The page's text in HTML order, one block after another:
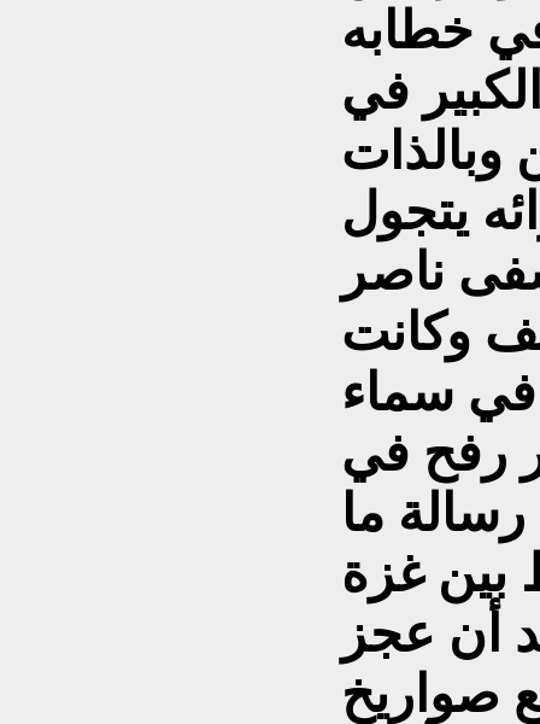
خطابه
في
يتجول
ناصر
وكانت
سماء
رفح في
رسالة ما
بين غزة
أن عجز
صواريخ